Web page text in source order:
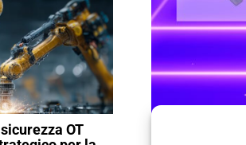
OT
Young woman